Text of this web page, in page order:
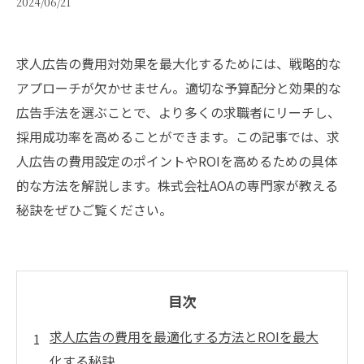
求人広告の費用対効果を最大化するためには、戦略的な
アプローチが欠かせません。適切な予算配分と効果的な
広告手法を選ぶことで、より多くの求職者にリーチし、
採用成功率を高めることができます。この記事では、求
人広告の費用設定のポイントやROIを高めるための具体
的な方法を解説します。株式会社AOAの専門家が教える
秘訣をぜひご覧ください。
目次
求人広告の費用を最適化する方法とROIを最大